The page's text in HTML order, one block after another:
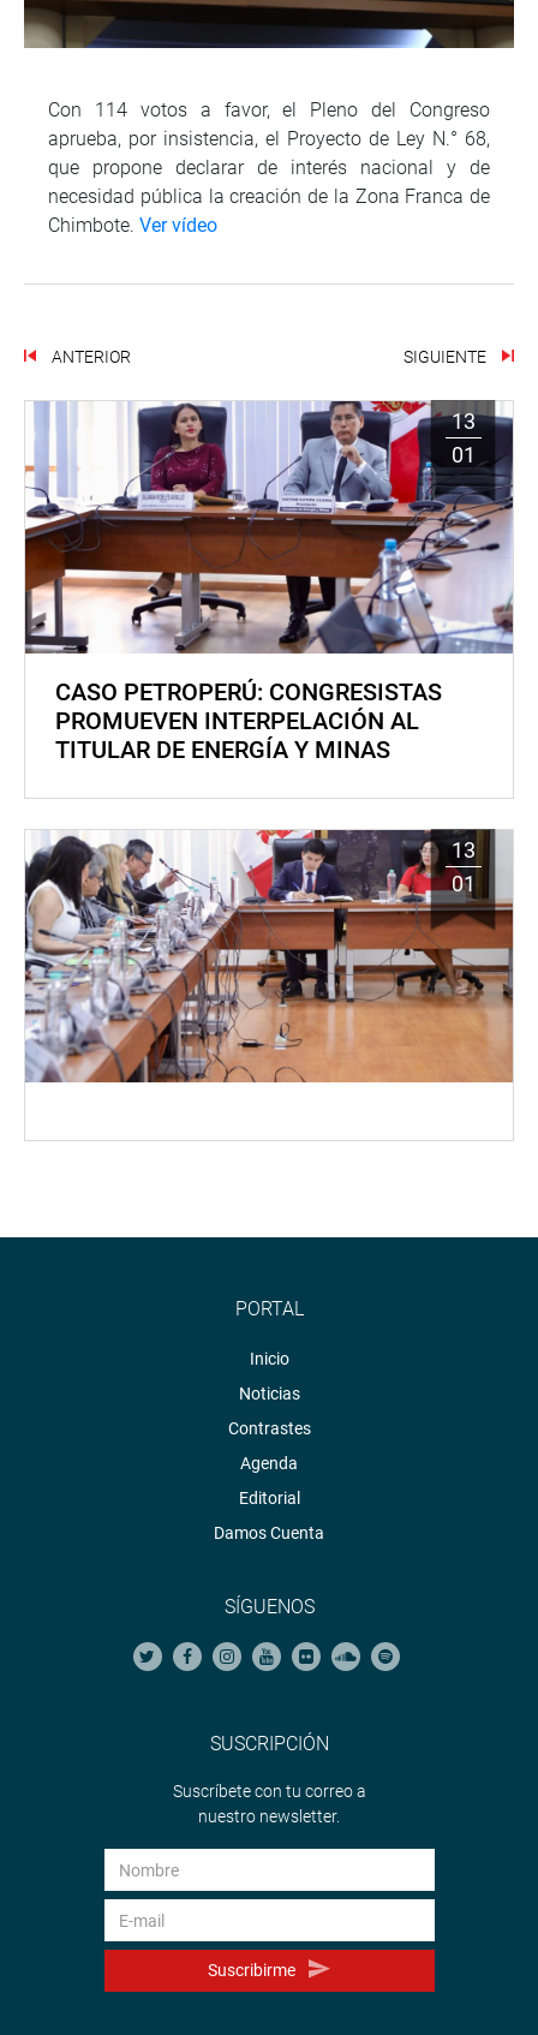
Con 114 votos a favor, el Pleno del Congreso
aprueba, por insistencia, el Proyecto de Ley N.° 68,
que propone declarar de interés nacional y de
necesidad pública la creación de la Zona Franca de
Chimbote. Ver vídeo
ANTERIOR SIGUIENTE
13
01
CASO PETROPERÚ: CONGRESISTAS
PROMUEVEN INTERPELACIÓN AL
TITULAR DE ENERGÍA Y MINAS
13
01
PORTAL
Inicio
Noticias
Contrastes
Agenda
Editorial
Damos Cuenta
SÍGUENOS
SUSCRIPCIÓN
Suscríbete con tu correo a
nuestro newsletter.
Suscribirme